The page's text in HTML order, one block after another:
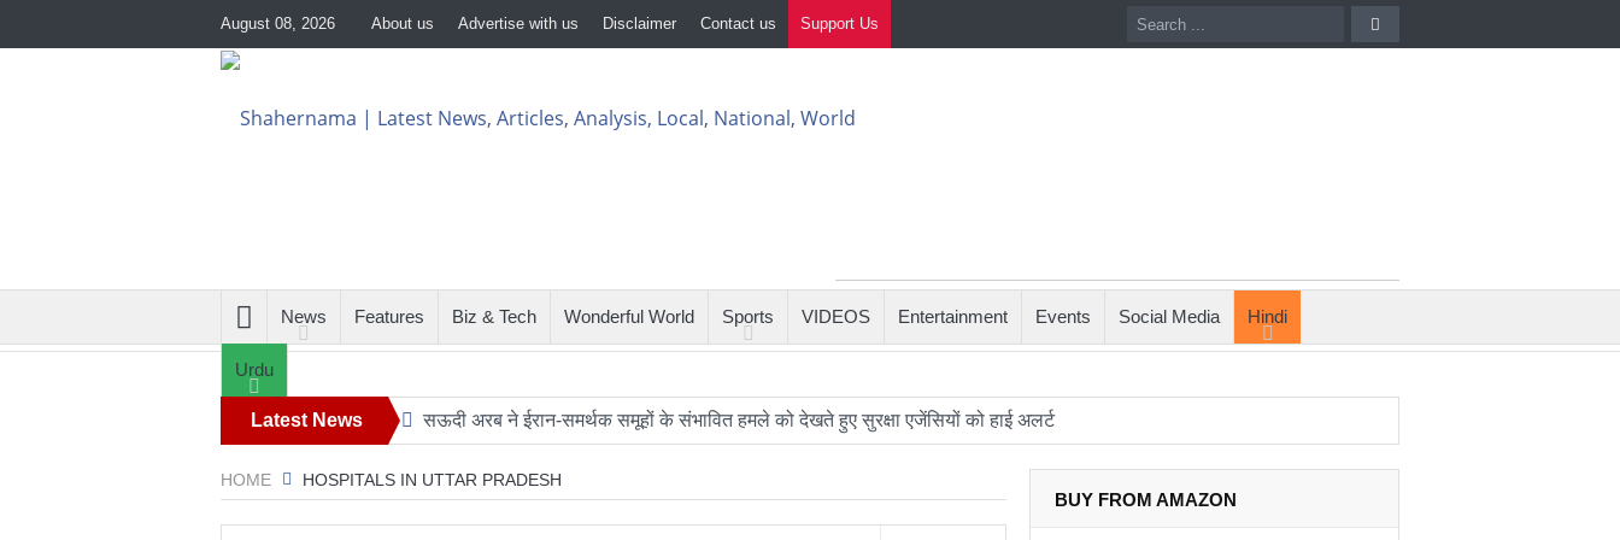
August 08, 2026 About us Advertise with us Disclaimer Contact us Support Us
News Features Biz & Tech Wonderful World Sports VIDEOS Entertainment Events Social Media Hindi
Urdu
Latest News सऊदी अरब ने ईरान-समर्थक समूहों के संभावित हमले को देखते हुए सुरक्षा एजेंसियों को हाई अलर्ट
HOME HOSPITALS IN UTTAR PRADESH
BUY FROM AMAZON